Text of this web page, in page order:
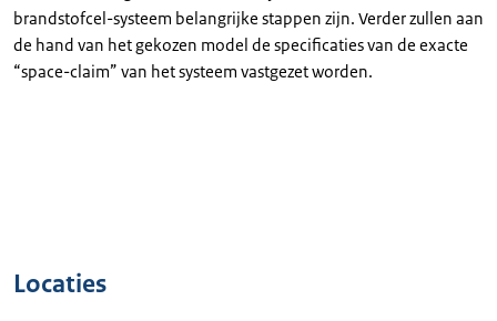
brandstofcel-systeem belangrijke stappen zijn. Verder zullen aan
de hand van het gekozen model de specificaties van de exacte
“space-claim” van het systeem vastgezet worden.
Locaties